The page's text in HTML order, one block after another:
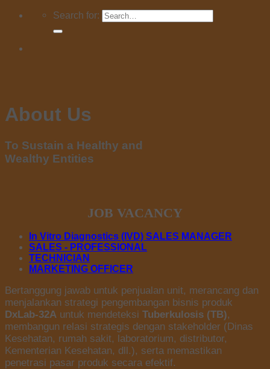
Search for:
About Us
To Sustain a Healthy and
Wealthy Entities
JOB VACANCY
In Vitro Diagnostics (IVD) SALES MANAGER
SALES - PROFESSIONAL
TECHNICIAN
MARKETING OFFICER
Bertanggung jawab untuk penjualan unit, merancang dan
menjalankan strategi pengembangan bisnis produk
DxLab-32A untuk mendeteksi Tuberkulosis (TB),
membangun relasi strategis dengan stakeholder (Dinas
Kesehatan, rumah sakit, laboratorium, distributor,
Kementerian Kesehatan, dll.), serta memastikan
penetrasi pasar produk secara efektif.